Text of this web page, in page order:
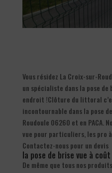
Vous résidez La Croix-sur-
un spécialiste dans la pose de
endroit !Clôture du littoral
incontournable dans la pose
Roudoule 06260 et en PACA.
vue pour particuliers, les pro
Contactez-nous pour un devis
la pose de brise vue à
De même que tous nos